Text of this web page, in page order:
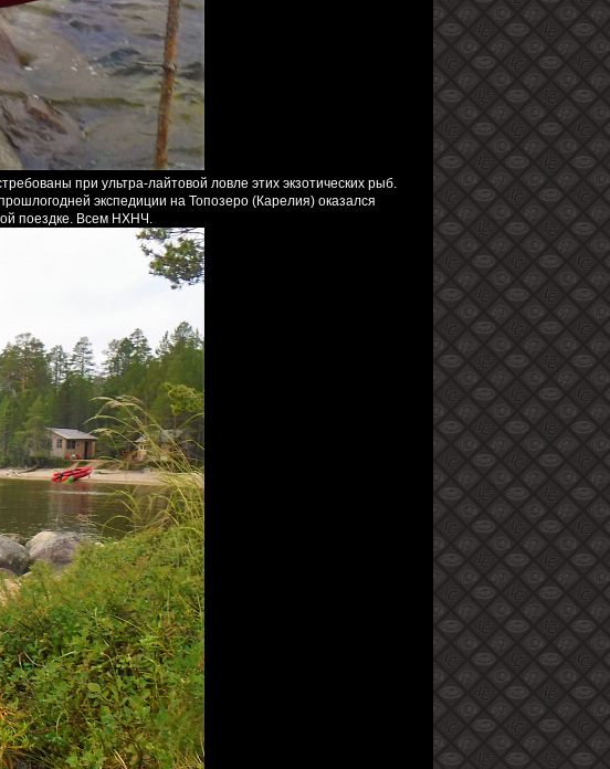
при ультра-лайтовой ловле этих экзотических рыб.
экспедиции на Топозеро (Карелия) оказался
поездке. Всем НХНЧ.